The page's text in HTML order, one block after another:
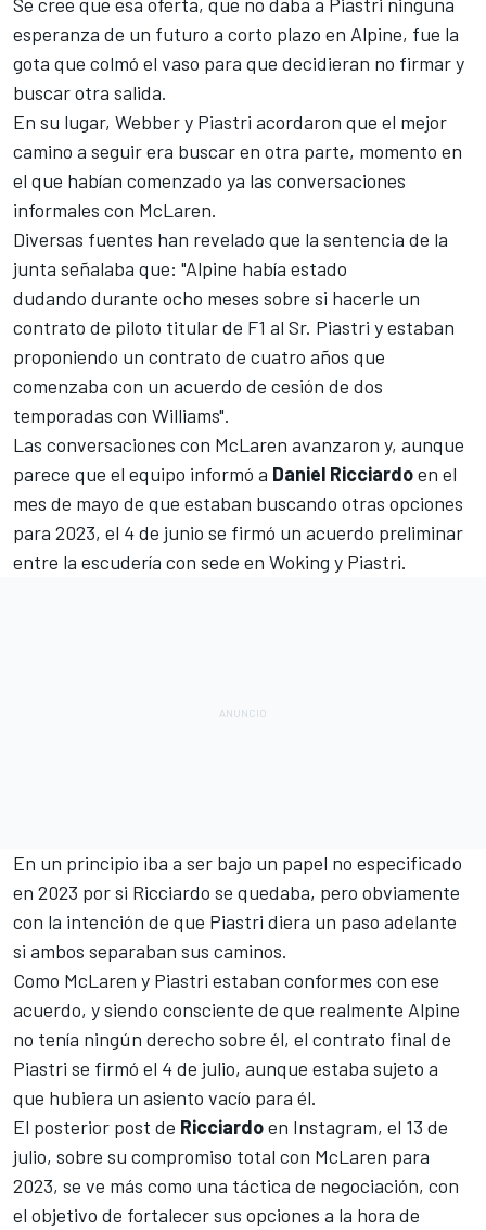
esperanza de un futuro a corto plazo en Alpine, fue la
gota que colmó el vaso para que decidieran no firmar y
buscar otra salida.
En su lugar, Webber y Piastri acordaron que el mejor
camino a seguir era buscar en otra parte, momento en
el que habían comenzado ya las conversaciones
informales con McLaren.
Diversas fuentes han revelado que la sentencia de la
junta señalaba que: "Alpine había estado
dudando durante ocho meses sobre si hacerle un
contrato de piloto titular de F1 al Sr. Piastri y estaban
proponiendo un contrato de cuatro años que
comenzaba con un acuerdo de cesión de dos
temporadas con Williams".
Las conversaciones con McLaren avanzaron y, aunque
parece que el equipo informó a Daniel Ricciardoen el
mes de mayo de que estaban buscando otras opciones
para 2023, el 4 de junio se firmó un acuerdo preliminar
entre la escudería con sede en Woking y Piastri.
En un principio iba a ser bajo un papel no especificado
en 2023 por si Ricciardo se quedaba, pero obviamente
con la intención de que Piastri diera un paso adelante
si ambos separaban sus caminos.
Como McLaren y Piastri estaban conformes con ese
acuerdo, y siendo consciente de que realmente Alpine
no tenía ningún derecho sobre él, el contrato final de
Piastri se firmó el 4 de julio, aunque estaba sujeto a
que hubiera un asiento vacío para él.
El posterior post de Ricciardoen Instagram, el 13 de
julio, sobre su compromiso total con McLaren para
2023, se ve más como una táctica de negociación, con
el objetivo de fortalecer sus opciones a la hora de